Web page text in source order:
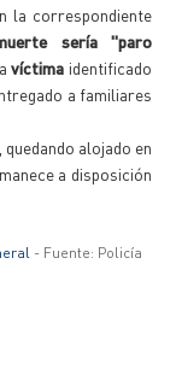
la correspondiente
sería "paro
víctima identificado
a familiares
alojado en
a disposición
- Fuente: Policía